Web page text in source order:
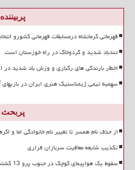
قهرمانی کرمانشاه درمسابقات قهرمانی کشورو
تندباد شدید و گردوخاک در راه خوزستان است
اخطار بارندگی های رگباری و وزش باد شدید در
سهمیه تیمی ژیمناستیک هنری ایران در
پربحث
از حذف نام همسر تا تغییر نام خانوادگی اما و
تکذیب شایعه معافیت سربازان فراری
سقوط یک هواپیمای کوچک در جنوب پرو 13 کشته بر جای گذاشت